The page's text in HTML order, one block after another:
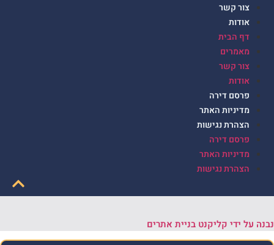
צור קשר
אודות
דף הבית
מאמרים
צור קשר
אודות
פרסם דירה
מדיניות האתר
הצהרת נגישות
פרסם דירה
מדיניות האתר
הצהרת נגישות
נבנה על ידי קליקנט בניית אתרים